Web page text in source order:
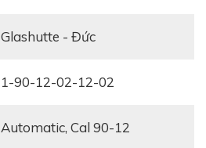
Glashutte - Đức
1-90-12-02-12-02
Automatic, Cal 90-12